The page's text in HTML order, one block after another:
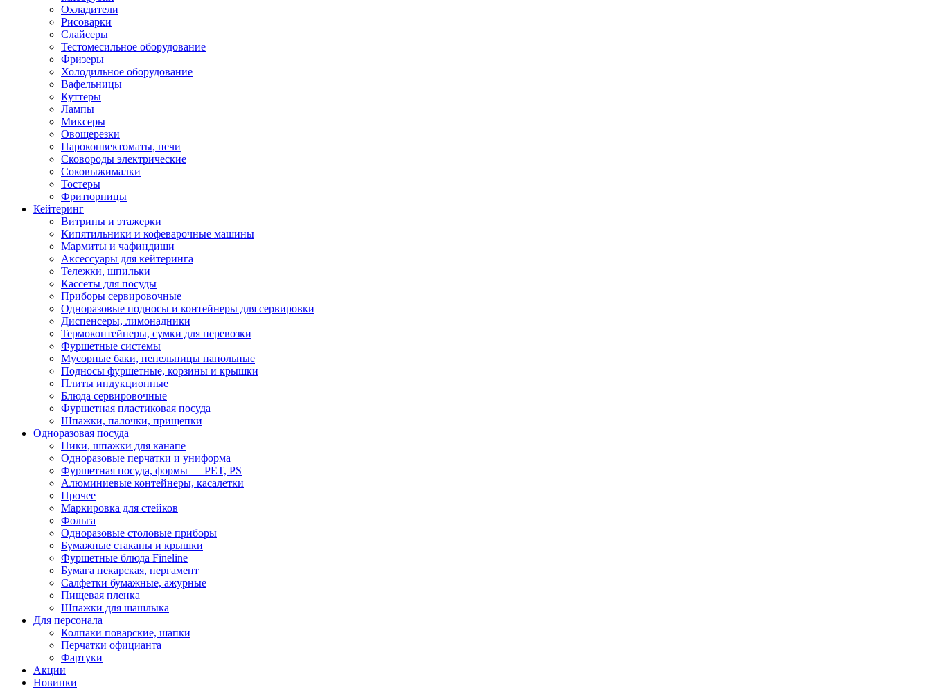
Охладители
Рисоварки
Слайсеры
Тестомесильное оборудование
Фризеры
Холодильное оборудование
Вафельницы
Куттеры
Лампы
Миксеры
Овощерезки
Пароконвектоматы, печи
Сковороды электрические
Соковыжималки
Тостеры
Фритюрницы
Кейтеринг
Витрины и этажерки
Кипятильники и кофеварочные машины
Мармиты и чафиндиши
Аксессуары для кейтеринга
Тележки, шпильки
Кассеты для посуды
Приборы сервировочные
Одноразовые подносы и контейнеры для сервировки
Диспенсеры, лимонадники
Термоконтейнеры, сумки для перевозки
Фуршетные системы
Мусорные баки, пепельницы напольные
Подносы фуршетные, корзины и крышки
Плиты индукционные
Блюда сервировочные
Фуршетная пластиковая посуда
Шпажки, палочки, прищепки
Одноразовая посуда
Пики, шпажки для канапе
Одноразовые перчатки и униформа
Фуршетная посуда, формы — PET, PS
Алюминиевые контейнеры, касалетки
Прочее
Маркировка для стейков
Фольга
Одноразовые столовые приборы
Бумажные стаканы и крышки
Фуршетные блюда Fineline
Бумага пекарская, пергамент
Салфетки бумажные, ажурные
Пищевая пленка
Шпажки для шашлыка
Для персонала
Колпаки поварские, шапки
Перчатки официанта
Фартуки
Акции
Новинки